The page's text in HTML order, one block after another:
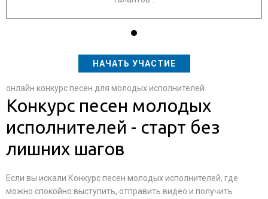
НАЧАТЬ УЧАСТИЕ
онлайн конкурс песен для молодых исполнителей
Конкурс песен молодых
исполнителей - старт без
лишних шагов
Если вы искали Конкурс песен молодых исполнителей, где
можно спокойно выступить, отправить видео и получить